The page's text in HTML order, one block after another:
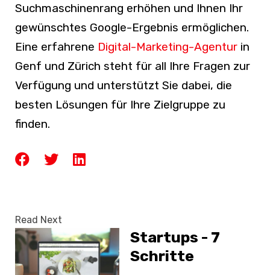
Suchmaschinenrang erhöhen und Ihnen Ihr
gewünschtes Google-Ergebnis ermöglichen.
Eine erfahrene Digital-Marketing-Agentur in
Genf und Zürich steht für all Ihre Fragen zur
Verfügung und unterstützt Sie dabei, die
besten Lösungen für Ihre Zielgruppe zu
finden.
Read Next
Startups - 7
Schritte